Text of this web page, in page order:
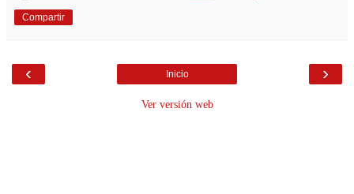
Compartir
‹ ›
Inicio
Ver versión web